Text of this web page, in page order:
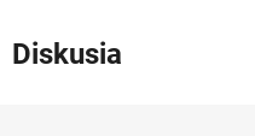
Diskusia